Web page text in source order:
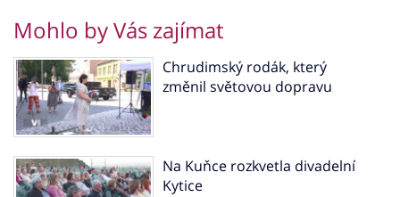
Mohlo by Vás zajímat
Chrudimský rodák, který
změnil světovou dopravu
Na Kuňce rozkvetla divadelní
Kytice